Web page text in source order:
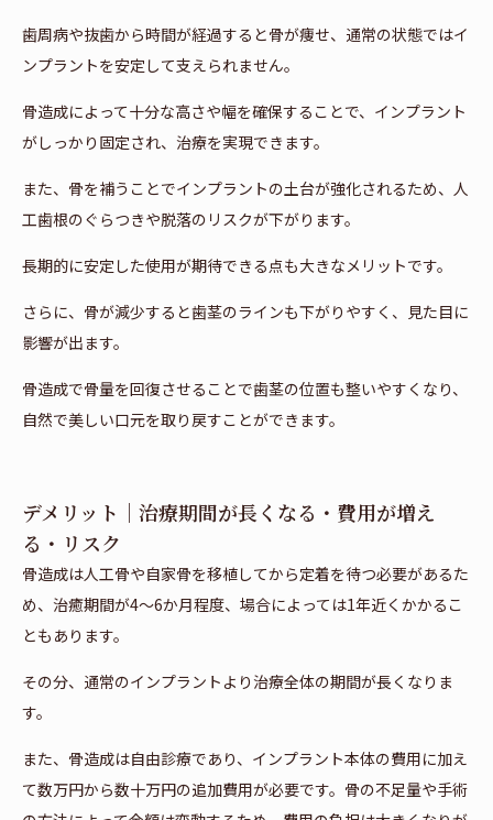
歯周病や抜歯から時間が経過すると骨が痩せ、通常の状態ではイ
ンプラントを安定して支えられません。
骨造成によって十分な高さや幅を確保することで、インプラント
がしっかり固定され、治療を実現できます。
また、骨を補うことでインプラントの土台が強化されるため、人
工歯根のぐらつきや脱落のリスクが下がります。
長期的に安定した使用が期待できる点も大きなメリットです。
さらに、骨が減少すると歯茎のラインも下がりやすく、見た目に
影響が出ます。
骨造成で骨量を回復させることで歯茎の位置も整いやすくなり、
自然で美しい口元を取り戻すことができます。
デメリット｜治療期間が長くなる・費用が増え
る・リスク
骨造成は人工骨や自家骨を移植してから定着を待つ必要があるた
め、治癒期間が4〜6か月程度、場合によっては1年近くかかるこ
ともあります。
その分、通常のインプラントより治療全体の期間が長くなりま
す。
また、骨造成は自由診療であり、インプラント本体の費用に加え
て数万円から数十万円の追加費用が必要です。骨の不足量や手術